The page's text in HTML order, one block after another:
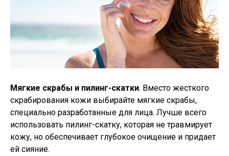
Мягкие скрабы и пилинг-скатки. Вместо жесткого
скрабирования кожи выбирайте мягкие скрабы,
специально разработанные для лица. Лучше всего
использовать пилинг-скатку, которая не травмирует
кожу, но обеспечивает глубокое очищение и придает
ей сияние.